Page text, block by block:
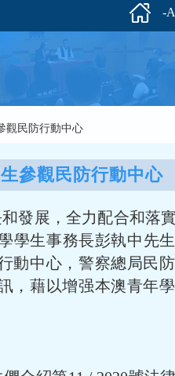
-
觀民防行動中心
參觀民防行動中心
發展，全力配合和落
學生事務長彭執中先
動中心，警察總局民
，藉以增强本澳青年